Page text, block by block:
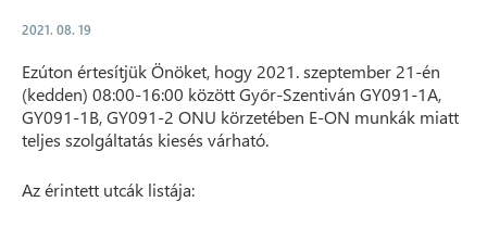
2021. 08. 19
Ezúton értesítjük Önöket, hogy 2021. szeptember 21-én
(kedden) 08:00-16:00 között Győr-Szentiván GY091-1A,
GY091-1B, GY091-2 ONU körzetében E-ON munkák miatt
teljes szolgáltatás kiesés várható.
Az érintett utcák listája: